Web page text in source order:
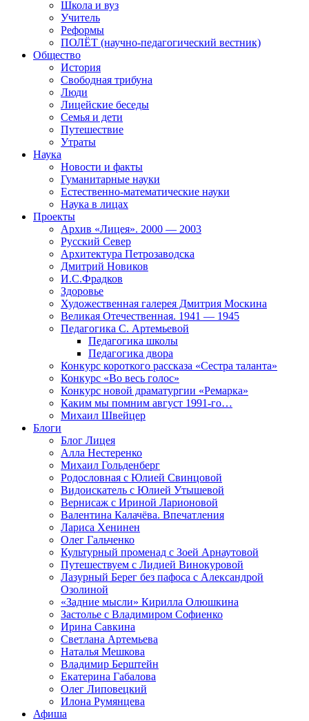
Школа и вуз
Учитель
Реформы
ПОЛЁТ (научно-педагогический вестник)
Общество
История
Свободная трибуна
Люди
Лицейские беседы
Семья и дети
Путешествие
Утраты
Наука
Новости и факты
Гуманитарные науки
Естественно-математические науки
Наука в лицах
Проекты
Архив «Лицея». 2000 — 2003
Русский Север
Архитектура Петрозаводска
Дмитрий Новиков
И.С.Фрадков
Здоровье
Художественная галерея Дмитрия Москина
Великая Отечественная. 1941 — 1945
Педагогика С. Артемьевой
Педагогика школы
Педагогика двора
Конкурс короткого рассказа «Сестра таланта»
Конкурс «Во весь голос»
Конкурс новой драматургии «Ремарка»
Каким мы помним август 1991-го…
Михаил Швейцер
Блоги
Блог Лицея
Алла Нестеренко
Михаил Гольденберг
Родословная с Юлией Свинцовой
Видоискатель с Юлией Утышевой
Вернисаж с Ириной Ларионовой
Валентина Калачёва. Впечатления
Лариса Хенинен
Олег Гальченко
Культурный променад с Зоей Арнаутовой
Путешествуем с Лидией Винокуровой
Лазурный Берег без пафоса с Александрой
Озолиной
«Задние мысли» Кирилла Олюшкина
Застолье с Владимиром Софиенко
Ирина Савкина
Светлана Артемьева
Наталья Мешкова
Владимир Берштейн
Екатерина Габалова
Олег Липовецкий
Илона Румянцева
Афиша